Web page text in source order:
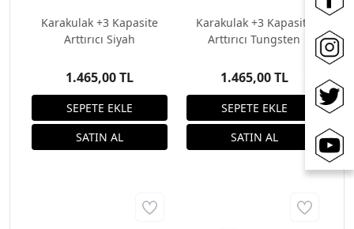
Karakulak +3 Kapasite
Arttırıcı Siyah
1.465,00 TL
Karakulak +3 Kapasite
Arttırıcı Tungsten
1.465,00 TL